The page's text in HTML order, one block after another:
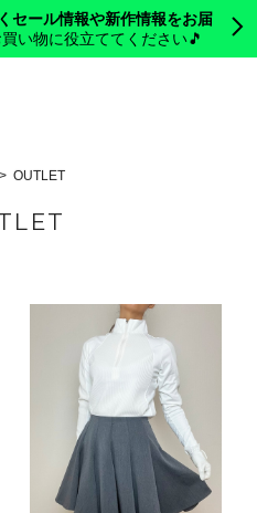
セール情報や新作情報をお届
い物に役立ててください🎵
OUTLET